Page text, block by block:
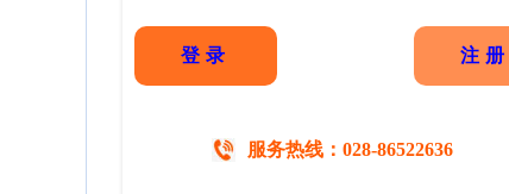
登录 注册
服务热线：028-86522636